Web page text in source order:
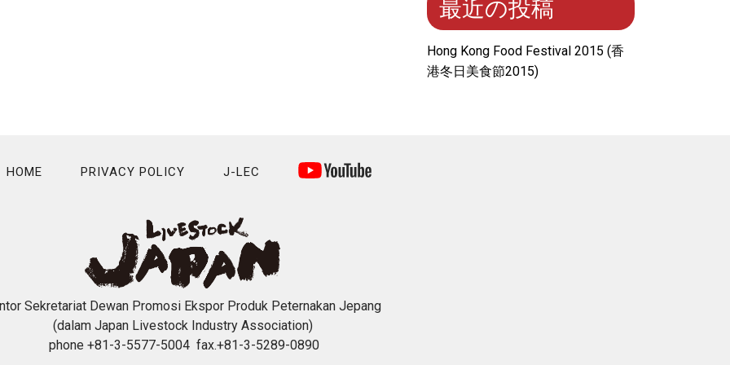
最近の投稿
Hong Kong Food Festival 2015 (⾹
港冬⽇美⾷節2015)
HOME PRIVACY POLICY J-LEC
Sekretariat Dewan Promosi Ekspor Produk Peternakan Jepang
(dalam Japan Livestock Industry Association)
phone +81-3-5577-5004 fax.+81-3-5289-0890